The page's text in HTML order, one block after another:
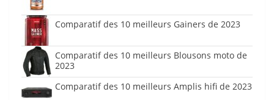
Comparatif des 10 meilleurs Gainers de 2023
Comparatif des 10 meilleurs Blousons moto de
2023
Comparatif des 10 meilleurs Amplis hifi de 2023